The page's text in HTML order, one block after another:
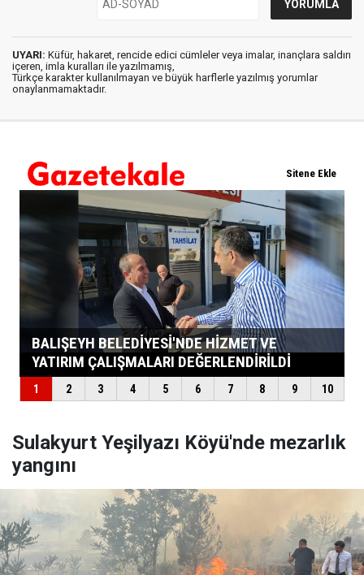
UYARI: Küfür, hakaret, rencide edici cümleler veya imalar, inançlara saldırı
içeren, imla kuralları ile yazılmamış,
Türkçe karakter kullanılmayan ve büyük harflerle yazılmış yorumlar
onaylanmamaktadır.
Sulakyurt Yeşilyazı Köyü'nde mezarlık
yangını